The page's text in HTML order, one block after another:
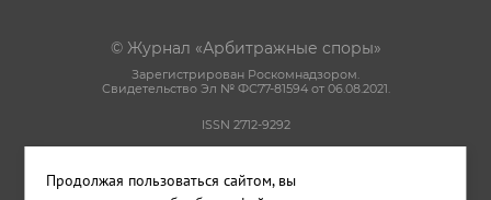
© Журнал «Арбитражные споры»
Зарегистрирован Роскомнадзором.
Свидетельство Эл № ФС77-81594 от 06.08.2021.
ISSN 2712-9292
Пользовательское соглашение
Продолжая пользоваться сайтом, вы